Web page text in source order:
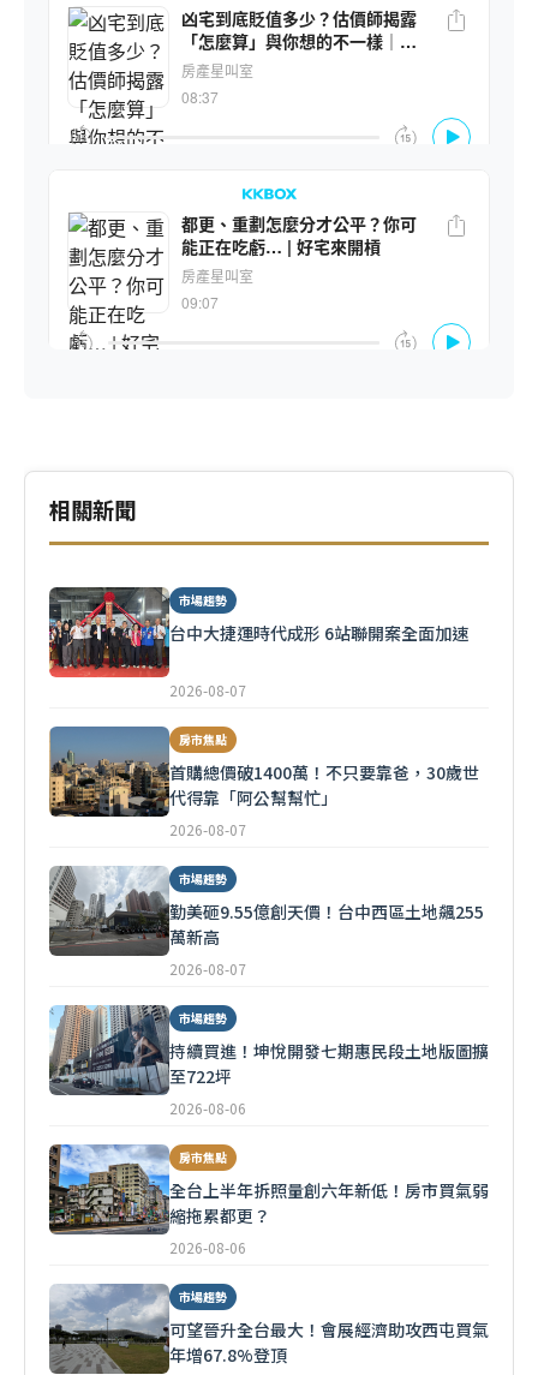
相關新聞
市場趨勢
台中大捷運時代成形 6站聯開案全面加速
2026-08-07
房市焦點
首購總價破1400萬！不只要靠爸，30歲世
代得靠「阿公幫幫忙」
2026-08-07
市場趨勢
勤美砸9.55億創天價！台中西區土地飆255
萬新高
2026-08-07
市場趨勢
持續買進！坤悅開發七期惠民段土地版圖擴
至722坪
2026-08-06
房市焦點
全台上半年拆照量創六年新低！房市買氣弱
縮拖累都更？
2026-08-06
市場趨勢
可望晉升全台最大！會展經濟助攻西屯買氣
年增67.8%登頂